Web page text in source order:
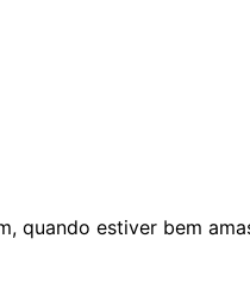
quando estiver bem